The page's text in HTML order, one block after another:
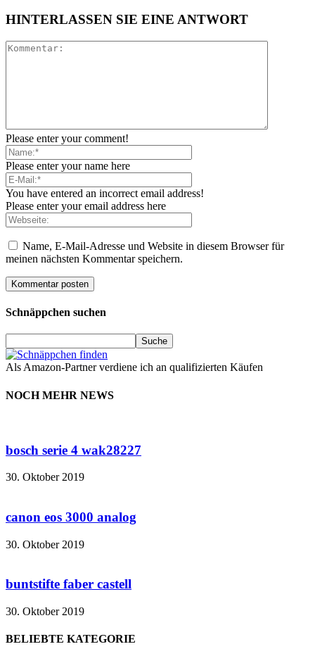
HINTERLASSEN SIE EINE ANTWORT
Please enter your comment!
Please enter your name here
You have entered an incorrect email address!
Please enter your email address here
Name, E-Mail-Adresse und Website in diesem Browser für
meinen nächsten Kommentar speichern.
Schnäppchen suchen
Als Amazon-Partner verdiene ich an qualifizierten Käufen
NOCH MEHR NEWS
bosch serie 4 wak28227
30. Oktober 2019
canon eos 3000 analog
30. Oktober 2019
buntstifte faber castell
30. Oktober 2019
BELIEBTE KATEGORIE